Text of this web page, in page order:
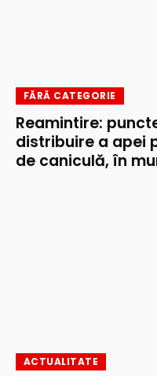
FĂRĂ CATEGORIE
Reamintire:
distribuire a apei
de caniculă, în
ACTUALITATE